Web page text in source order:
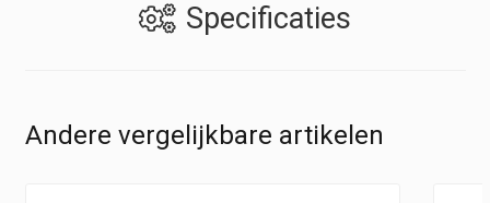
Specificaties
Andere vergelijkbare artikelen